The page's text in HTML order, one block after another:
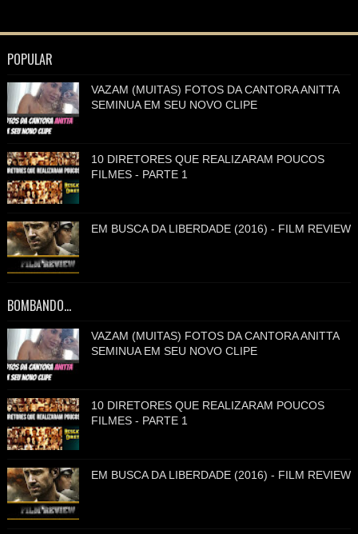
POPULAR
VAZAM (MUITAS) FOTOS DA CANTORA ANITTA
SEMINUA EM SEU NOVO CLIPE
10 DIRETORES QUE REALIZARAM POUCOS
FILMES - PARTE 1
EM BUSCA DA LIBERDADE (2016) - FILM REVIEW
BOMBANDO...
VAZAM (MUITAS) FOTOS DA CANTORA ANITTA
SEMINUA EM SEU NOVO CLIPE
10 DIRETORES QUE REALIZARAM POUCOS
FILMES - PARTE 1
EM BUSCA DA LIBERDADE (2016) - FILM REVIEW